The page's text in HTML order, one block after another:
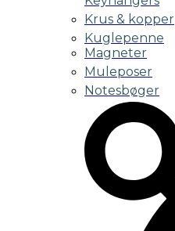
Krus & kopper
Kuglepenne
Magneter
Muleposer
Notesbøger